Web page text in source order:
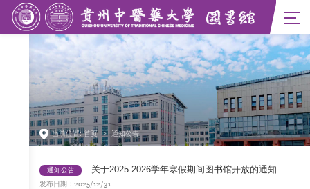
长信箱
源导航 馆藏资源
OA资源
当前位置:首页 > 通知公告
通知公告 关于2025-2026学年寒假期间图书馆开放的通知
发布日期： 2025/12/31